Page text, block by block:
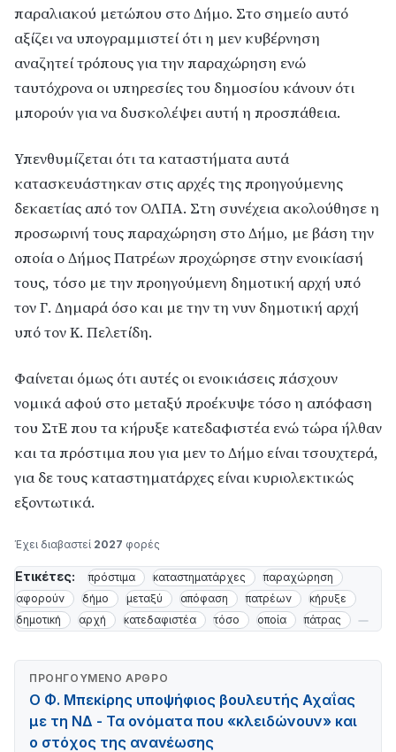
παραλιακού μετώπου στο Δήμο. Στο σημείο αυτό
αξίζει να υπογραμμιστεί ότι η μεν κυβέρνηση
αναζητεί τρόπους για την παραχώρηση ενώ
ταυτόχρονα οι υπηρεσίες του δημοσίου κάνουν ότι
μπορούν για να δυσκολέψει αυτή η προσπάθεια.
Υπενθυμίζεται ότι τα καταστήματα αυτά
κατασκευάστηκαν στις αρχές της προηγούμενης
δεκαετίας από τον ΟΛΠΑ. Στη συνέχεια ακολούθησε η
προσωρινή τους παραχώρηση στο Δήμο, με βάση την
οποία ο Δήμος Πατρέων προχώρησε στην ενοικίασή
τους, τόσο με την προηγούμενη δημοτική αρχή υπό
τον Γ. Δημαρά όσο και με την τη νυν δημοτική αρχή
υπό τον Κ. Πελετίδη.
Φαίνεται όμως ότι αυτές οι ενοικιάσεις πάσχουν
νομικά αφού στο μεταξύ προέκυψε τόσο η απόφαση
του ΣτΕ που τα κήρυξε κατεδαφιστέα ενώ τώρα ήλθαν
και τα πρόστιμα που για μεν το Δήμο είναι τσουχτερά,
για δε τους καταστηματάρχες είναι κυριολεκτικώς
εξοντωτικά.
Έχει διαβαστεί 2027 φορές
Ετικέτες: πρόστιμα καταστηματάρχες
παραχώρηση
αφορούν
δήμο μεταξύ απόφαση πατρέων
κήρυξε
δημοτική
αρχή κατεδαφιστέα τόσο οποία πάτρας
ΠΡΟΗΓΟΎΜΕΝΟ ΆΡΘΡΟ
Ο Φ. Μπεκίρης υποψήφιος βουλευτής Αχαΐας
με τη ΝΔ - Τα ονόματα που «κλειδώνουν» και
ο στόχος της αναvέωσης